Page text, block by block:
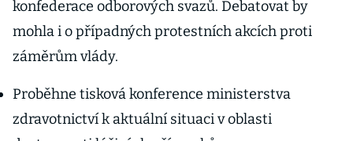
konfederace odborových svazů. Debatovat by
mohla i o případných protestních akcích proti
záměrům vlády.
Proběhne tisková konference ministerstva
zdravotnictví k aktuální situaci v oblasti